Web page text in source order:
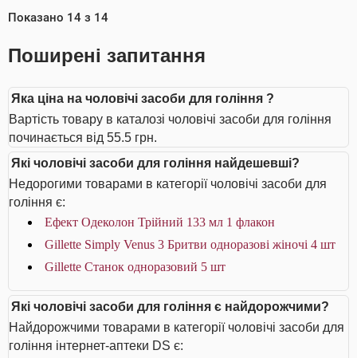
Показано 14 з 14
Поширені запитання
Яка ціна на чоловічі засоби для гоління ?
Вартість товару в каталозі чоловічі засоби для гоління
починається від 55.5 грн.
Які чоловічі засоби для гоління найдешевші?
Недорогими товарами в категорії чоловічі засоби для
гоління є:
Ефект Одеколон Трійний 133 мл 1 флакон
Gillette Simply Venus 3 Бритви одноразові жіночі 4 шт
Gillette Станок одноразовий 5 шт
Які чоловічі засоби для гоління є найдорожчими?
Найдорожчими товарами в категорії чоловічі засоби для
гоління інтернет-аптеки DS є: